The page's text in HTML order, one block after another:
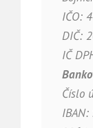
IČO:
DIČ:
IČ
Číslo